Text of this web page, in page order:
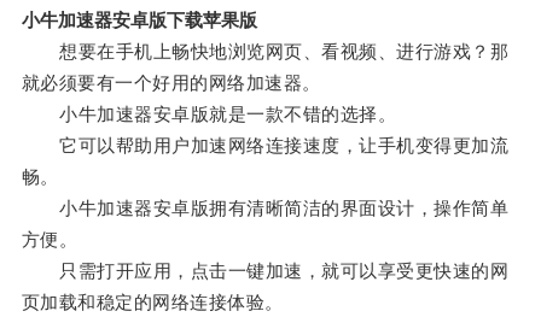
小牛加速器安卓版下载苹果版
想要在手机上畅快地浏览网页、看视频、进行游戏？那
就必须要有一个好用的网络加速器。
小牛加速器安卓版就是一款不错的选择。
它可以帮助用户加速网络连接速度，让手机变得更加流
畅。
小牛加速器安卓版拥有清晰简洁的界面设计，操作简单
方便。
只需打开应用，点击一键加速，就可以享受更快速的网
页加载和稳定的网络连接体验。